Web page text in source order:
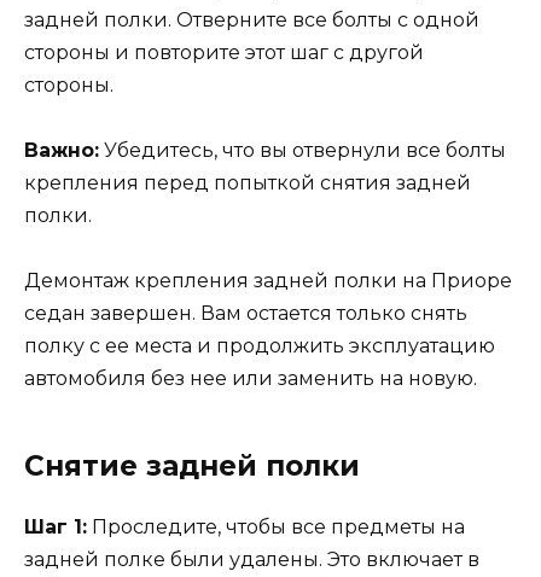
задней полки. Отверните все болты с одной
стороны и повторите этот шаг с другой
стороны.
Важно: Убедитесь, что вы отвернули все болты
крепления перед попыткой снятия задней
полки.
Демонтаж крепления задней полки на Приоре
седан завершен. Вам остается только снять
полку с ее места и продолжить эксплуатацию
автомобиля без нее или заменить на новую.
Снятие задней полки
Шаг 1: Проследите, чтобы все предметы на
задней полке были удалены. Это включает в